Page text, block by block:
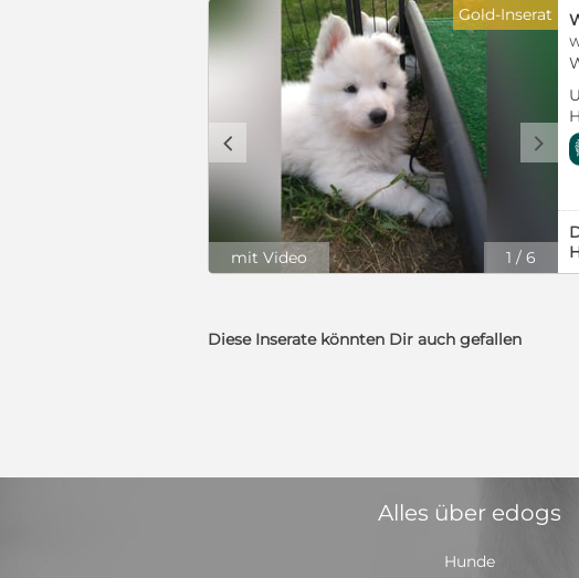
1 / 6
c d
mit Video
Gold-Inserat
Diese Inserate könnten Dir auch gefallen
Alles über edogs
Hunde